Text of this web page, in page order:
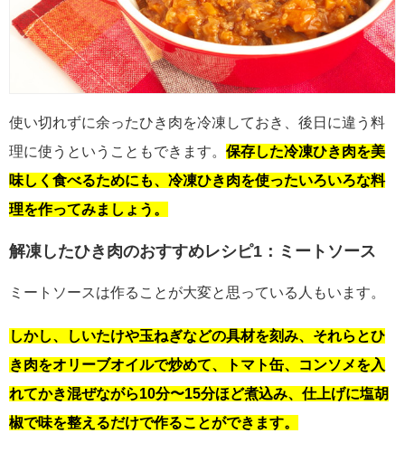
使い切れずに余ったひき肉を冷凍しておき、後日に違う料
理に使うということもできます。 保存した冷凍ひき肉を美
味しく食べるためにも、冷凍ひき肉を使ったいろいろな料
理を作ってみましょう。
解凍したひき肉のおすすめレシピ1：ミートソース
ミートソースは作ることが大変と思っている人もいます。
しかし、しいたけや玉ねぎなどの具材を刻み、それらとひ
き肉をオリーブオイルで炒めて、トマト缶、コンソメを入
れてかき混ぜながら10分〜15分ほど煮込み、仕上げに塩胡
椒で味を整えるだけで作ることができます。